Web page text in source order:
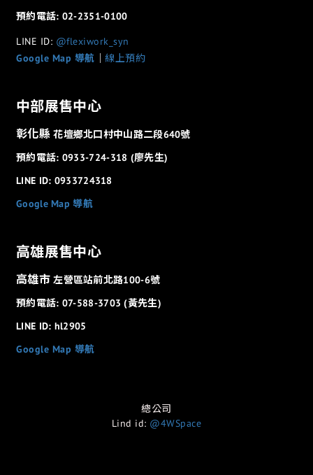
預約電話: 02-2351-0100
LINE ID: @flexiwork_syn
Google Map 導航
線上預約
中部展售中心
彰化縣花壇鄉北口村中山路二段640號
預約電話: 0933-724-318 (廖先生)
LINE ID: 0933724318
Google Map 導航
高雄展售中心
高雄市左營區站前北路100-6號
預約電話: 07-588-3703 (黃先生)
LINE ID: hl2905
Google Map 導航
總公司
Lind id: @4WSpace